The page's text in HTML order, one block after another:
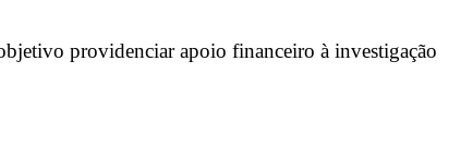
providenciar apoio financeiro à investigação